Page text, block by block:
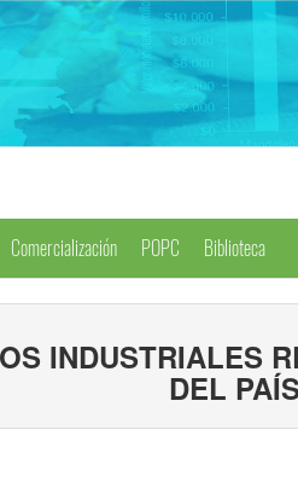
Comercialización POPC Biblioteca
INDUSTRIALES
DEL